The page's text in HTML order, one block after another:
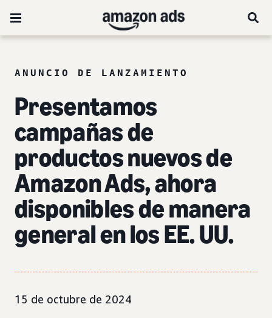
ANUNCIO DE LANZAMIENTO
Presentamos
campañas de
productos nuevos de
AmazonAds, ahora
disponibles de manera
general en los EE. UU.
15 de octubre de 2024